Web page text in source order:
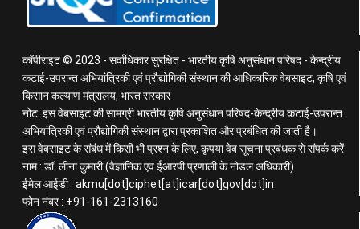
कॉपीराइट © 2023 - सर्वाधिकार सुरक्षित - भारतीय कृषि अनुसंधान परिषद - केन्द्रीय
कटाई-उपरान्त अभियांत्रिकी एवं प्रौद्योगिकी संस्थान की आधिकारिक वेबसाइट, कृषि एवं
किसान कल्याण मंत्रालय, भारत सरकार
नोट: इस वेबसाइट की सामग्री भारतीय कृषि अनुसंधान परिषद-केन्द्रीय कटाई-उपरान्त
अभियांत्रिकी एवं प्रौद्योगिकी संस्थान द्वारा प्रकाशित और प्रबंधित की जाती है।
इस वेबसाइट के संबंध में किसी भी प्रश्न के लिए, कृपया वेब सूचना प्रबंधक से संपर्क करें
नाम : डॉ. लीना कुमारी (वैज्ञानिक एवं ईआरपी प्रणाली के नोडल अधिकारी)
ईमेल आईडी : akmu[dot]ciphet[at]icar[dot]gov[dot]in
फोन नंबर : +91-161-2313160